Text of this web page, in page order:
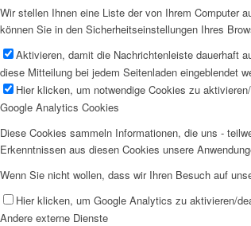
Wir stellen Ihnen eine Liste der von Ihrem Computer
können Sie in den Sicherheitseinstellungen Ihres
Aktivieren, damit die Nachrichtenleiste dauerhaft
diese Mitteilung bei jedem Seitenladen eingeblendet
Hier klicken, um notwendige Cookies zu
Google Analytics Cookies
Diese Cookies sammeln Informationen, die uns -
Erkenntnissen aus diesen Cookies unsere
Wenn Sie nicht wollen, dass wir Ihren Besuch auf
Hier klicken, um Google Analytics zu aktivieren/
Andere externe Dienste